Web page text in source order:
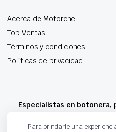
Acerca de Motorche
Top Ventas
Términos y condiciones
Políticas de privacidad
Especialistas en botonera,
Para brindarle una